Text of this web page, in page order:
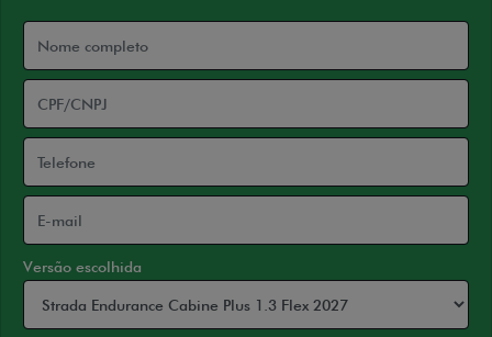
Versão escolhida